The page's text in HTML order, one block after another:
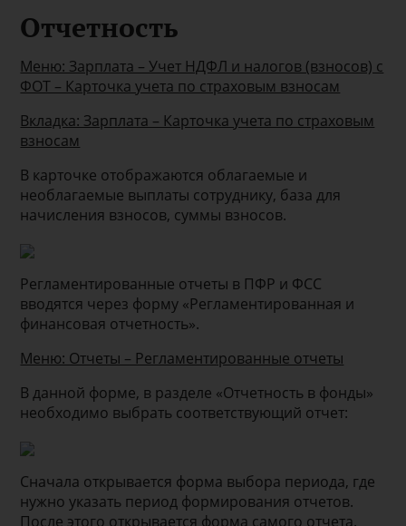
Отчетность
Меню: Зарплата – Учет НДФЛ и налогов (взносов) с
ФОТ – Карточка учета по страховым взносам
Вкладка: Зарплата – Карточка учета по страховым
взносам
В карточке отображаются облагаемые и
необлагаемые выплаты сотруднику, база для
начисления взносов, суммы взносов.
Регламентированные отчеты в ПФР и ФСС
вводятся через форму «Регламентированная и
финансовая отчетность».
Меню: Отчеты – Регламентированные отчеты
В данной форме, в разделе «Отчетность в фонды»
необходимо выбрать соответствующий отчет:
Сначала открывается форма выбора периода, где
нужно указать период формирования отчетов.
После этого открывается форма самого отчета.